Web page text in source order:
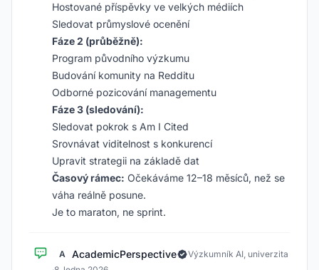
Hostované příspěvky ve velkých médiích
Sledovat průmyslové ocenění
Fáze 2 (průběžně):
Program původního výzkumu
Budování komunity na Redditu
Odborné pozicování managementu
Fáze 3 (sledování):
Sledovat pokrok s Am I Cited
Srovnávat viditelnost s konkurencí
Upravit strategii na základě dat
Časový rámec: Očekáváme 12–18 měsíců, než se
váha reálně posune.
Je to maraton, ne sprint.
A AcademicPerspective
Výzkumník AI, univerzita